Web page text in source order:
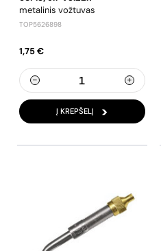
metalinis vožtuvas
TOP5626898
1,75 €
Į KREPŠELĮ